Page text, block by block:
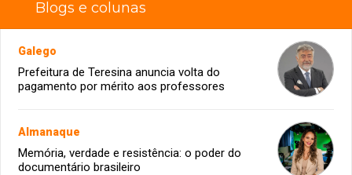
Blogs e colunas
Galego
Prefeitura de Teresina anuncia volta do
pagamento por mérito aos professores
Almanaque
Memória, verdade e resistência: o poder do
documentário brasileiro